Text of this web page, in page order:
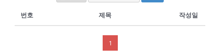
번호 제목 작성일
1